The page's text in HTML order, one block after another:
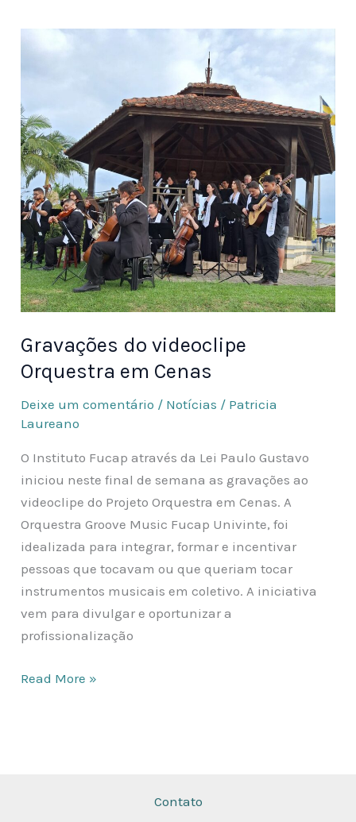
Gravações do videoclipe
Orquestra em Cenas
Deixe um comentário / Notícias / Patricia
Laureano
O Instituto Fucap através da Lei Paulo Gustavo
iniciou neste final de semana as gravações ao
videoclipe do Projeto Orquestra em Cenas. A
Orquestra Groove Music Fucap Univinte, foi
idealizada para integrar, formar e incentivar
pessoas que tocavam ou que queriam tocar
instrumentos musicais em coletivo. A iniciativa
vem para divulgar e oportunizar a
profissionalização
Gravações
Orquestra
em
Cenas
Read More »
Contato